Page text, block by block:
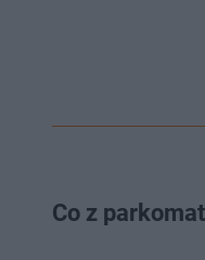
Co z